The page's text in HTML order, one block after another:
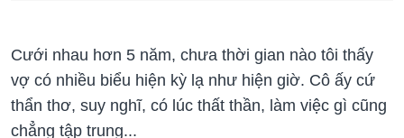
Cưới nhau hơn 5 năm, chưa thời gian nào tôi thấy
vợ có nhiều biểu hiện kỳ lạ như hiện giờ. Cô ấy cứ
thẩn thơ, suy nghĩ, có lúc thất thần, làm việc gì cũng
chẳng tập trung...